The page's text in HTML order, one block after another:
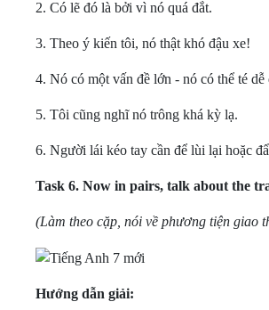
2. Có lẽ đó là bởi vì nó quá đắt.
3. Theo ý kiến tôi, nó thật khó đậu xe!
4. Nó có một vấn đề lớn - nó có thể té dễ
5. Tôi cũng nghĩ nó trông khá kỳ lạ.
6. Người lái kéo tay cần để lùi lại hoặc
Task 6.Now in pairs, talk about the
(Làm theo cặp, nói về phương tiện giao
Hướng dẫn giải: